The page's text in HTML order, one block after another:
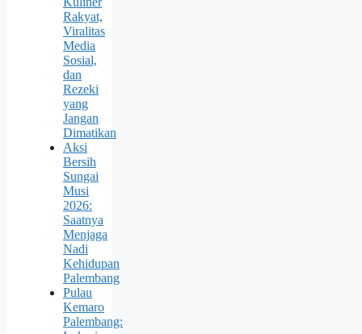
Rakyat,
Viralitas
Media
Sosial,
dan
Rezeki
yang
Jangan
Dimatikan
Aksi
Bersih
Sungai
Musi
2026:
Saatnya
Menjaga
Nadi
Kehidupan
Palembang
Pulau
Kemaro
Palembang: